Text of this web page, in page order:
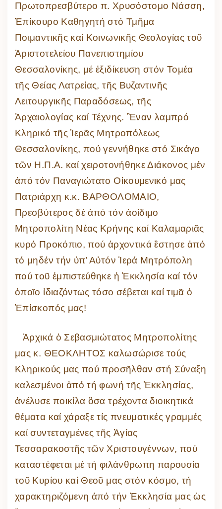
Πρωτοπρεσβύτερο π. Χρυσόστομο Νάσση,
Ἐπίκουρο Καθηγητή στό Τμῆμα
Ποιμαντικῆς καί Κοινωνικῆς Θεολογίας τοῦ
Ἀριστοτελείου Πανεπιστημίου
Θεσσαλονίκης, μέ ἐξιδίκευση στόν Τομέα
τῆς Θείας Λατρείας, τῆς Βυζαντινῆς
Λειτουργικῆς Παραδόσεως, τῆς
Ἀρχαιολογίας καί Τέχνης. Ἓναν λαμπρό
Κληρικό τῆς Ἱερᾶς Μητροπόλεως
Θεσσαλονίκης, πού γεννήθηκε στό Σικάγο
τῶν Η.Π.Α. καί χειροτονήθηκε Διάκονος μέν
ἀπό τόν Παναγιώτατο Οἰκουμενικό μας
Πατριάρχη κ.κ. ΒΑΡΘΟΛΟΜΑΙΟ,
Πρεσβύτερος δέ ἀπό τόν ἀοίδιμο
Μητροπολίτη Νέας Κρήνης καί Καλαμαριᾶς
κυρό Προκόπιο, πού ἀρχοντικά ἒστησε ἀπό
τό μηδέν τήν ὑπ’ Αὐτόν Ἱερά Μητρόπολη
πού τοῦ ἐμπιστεύθηκε ἡ Ἐκκλησία καί τόν
ὁποῖο ἰδιαζόντως τόσο σέβεται καί τιμᾶ ὁ
Ἐπίσκοπός μας!
Ἀρχικά ὁ Σεβασμιώτατος Μητροπολίτης
μας κ. ΘΕΟΚΛΗΤΟΣ καλωσώρισε τούς
Κληρικούς μας πού προσῆλθαν στή Σύναξη
καλεσμένοι ἀπό τή φωνή τῆς Ἐκκλησίας,
ἀνέλυσε ποικίλα ὃσα τρέχοντα διοικητικά
θέματα καί χάραξε τίς πνευματικές γραμμές
καί συντεταγμένες τῆς Ἁγίας
Τεσσαρακοστῆς τῶν Χριστουγέννων, πού
καταστέφεται μέ τή φιλάνθρωπη παρουσία
τοῦ Κυρίου καί Θεοῦ μας στόν κόσμο, τή
χαρακτηριζόμενη ἀπό τήν Ἐκκλησία μας ὡς